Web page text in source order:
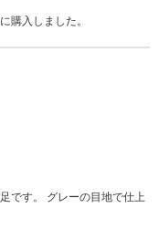
購入しました。
です。 グレーの目地で仕上